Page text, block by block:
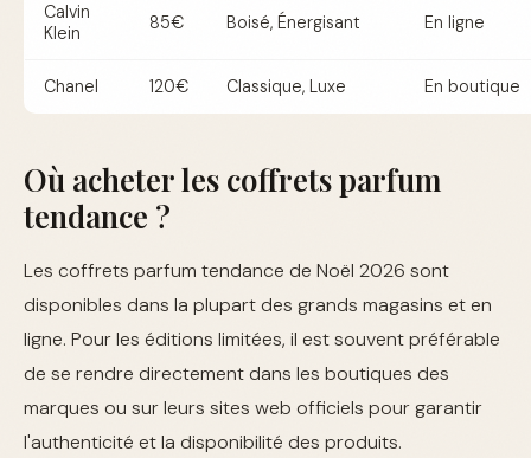
Calvin
Klein
85€ Boisé, Énergisant En ligne
Chanel 120€ Classique, Luxe En boutique
Où acheter les coffrets parfum
tendance ?
Les coffrets parfum tendance de Noël 2026 sont
disponibles dans la plupart des grands magasins et en
ligne. Pour les éditions limitées, il est souvent préférable
de se rendre directement dans les boutiques des
marques ou sur leurs sites web officiels pour garantir
l'authenticité et la disponibilité des produits.